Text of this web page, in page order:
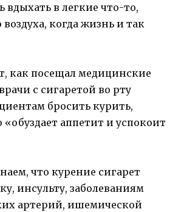
вдыхать в легкие что-то,
когда жизнь и так
как посещал медицинские
с сигаретой во рту
бросить курить,
«обуздает аппетит и успокоит
что курение сигарет
инсульту, заболеваниям
артерий, ишемической